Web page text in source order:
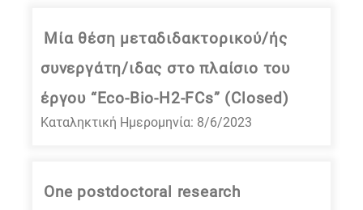
Μία θέση μεταδιδακτορικού/ής
συνεργάτη/ιδας στο πλαίσιο του
έργου “Eco-Bio-H2-FCs” (Closed)
Καταληκτική Ημερομηνία: 8/6/2023
One postdoctoral research